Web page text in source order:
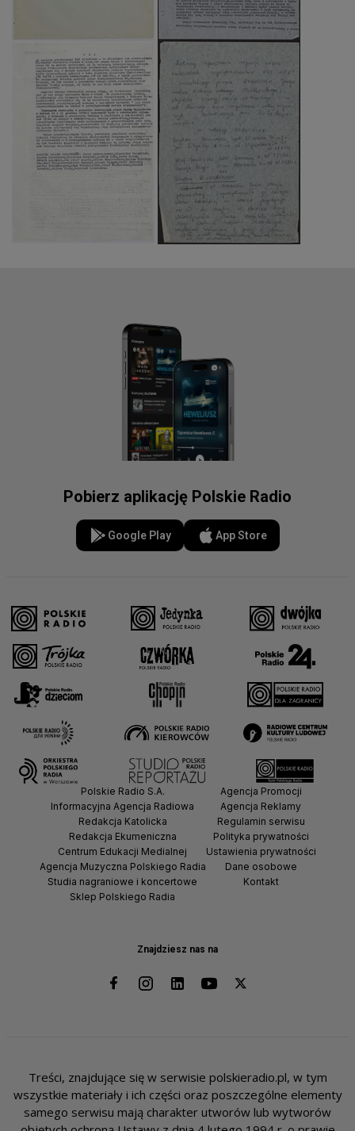
Pobierz aplikację Polskie Radio
Google Play App Store
Znajdziesz nas na
Polskie Radio S.A.
Informacyjna Agencja Radiowa
Redakcja Katolicka
Redakcja Ekumeniczna
Centrum Edukacji Medialnej
Agencja Muzyczna Polskiego Radia
Studia nagraniowe i koncertowe
Sklep Polskiego Radia
Agencja Promocji
Agencja Reklamy
Regulamin serwisu
Polityka prywatności
Ustawienia prywatności
Dane osobowe
Kontakt
Treści, znajdujące się w serwisie polskieradio.pl, w tym
wszystkie materiały i ich części oraz poszczególne elementy
samego serwisu mają charakter utworów lub wytworów